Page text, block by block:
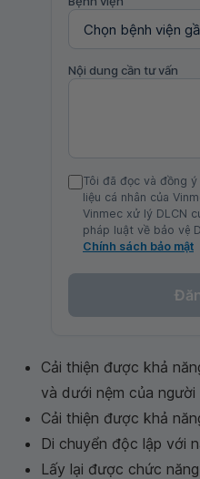
Nội dung cần tư vấn
Tôi đã đọc và đồng
liệu cá nhân của
Vinmec xử lý DLCN
pháp luật về bảo vệ
Chính sách bảo mật
Cải thiện được khả
và dưới nệm của người
Cải thiện được khả
Di chuyển độc lập với
Lấy lại được chức